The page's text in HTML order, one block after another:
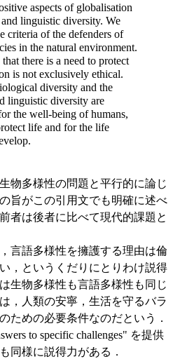
aspects of globalisation
linguistic diversity. We
criteria of the defenders of
in the natural environment.
there is a need to protect
is not exclusively ethical.
diversity and the
linguistic diversity are
the well-being of humans,
life and for the life
物多様性の問題と平行的に論じ
旨がこの引用文でも明確に述べ
者は後者に比べて現代的課題と
言語多様性を擁護する理由は倫
，というくだりにとりわけ説得
生物多様性も言語多様性も同じ
，人類の安寧，生活を守るバラ
ための必要条件なのだという．
to specific challenges" を提供
同様に説得力がある．